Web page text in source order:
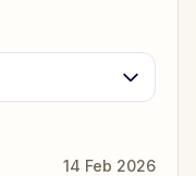
14 Feb 2026